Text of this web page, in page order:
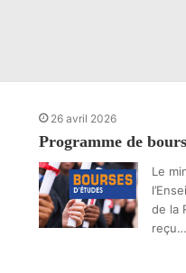
26 avril 2026
Programme de
Le
de la
reçu…